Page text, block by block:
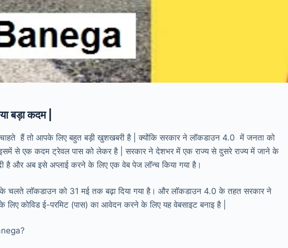
बड़ा कदम |
हैं तो आपके लिए बहुत बड़ी खुशखबरी है | क्योंकि सरकार ने लॉकडाउन 4.0 में जनता को
से एक कदम ट्रेवल पास को लेकर है | सरकार ने देशभर में एक राज्य से दुसरे राज्य में जाने के
है और अब इसे अप्लाई करने के लिए एक वेब पेज लॉन्च किया गया है।
के चलते लॉकडाउन को 31 मई तक बढ़ा दिया गया है। और लॉकडाउन 4.0 के तहत सरकार ने
कोविड ई-परमिट (पास) का आवेदन करने के लिए यह वेबसाइट बनाइ है |